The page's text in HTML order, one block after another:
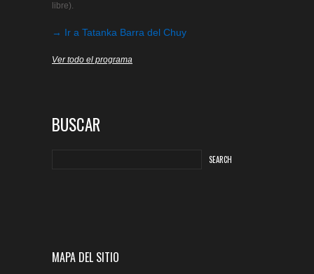
libre).
→ Ir a Tatanka Barra del Chuy
Ver todo el programa
BUSCAR
MAPA DEL SITIO